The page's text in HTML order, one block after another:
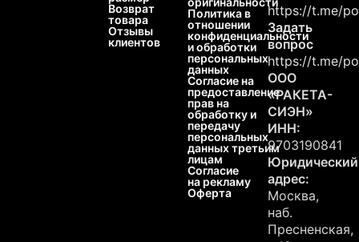
Возврат
товара
Отзывы
клиентов
Политика в
отношении
конфиденциальности
и обработки
персональных
данных
Согласие на
предоставление
прав на
обработку и
передачу
персональных
данных третьим
лицам
Согласие
на рекламу
Оферта
https://t.me/
Задать
вопрос
https://t.me/
ООО
«РАКЕТА-
СИЭН»
ИНН:
9703190841
Юридический
адрес:
Москва,
наб.
Пресненская,